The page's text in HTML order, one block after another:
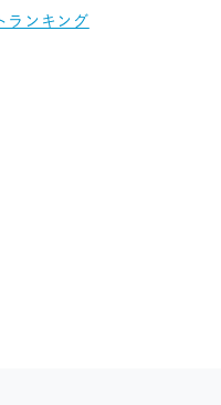
ランキング